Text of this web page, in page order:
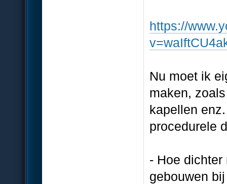
https://
Nu moet ik
maken,
kapellen
procedurele
- Hoe
gebouwen